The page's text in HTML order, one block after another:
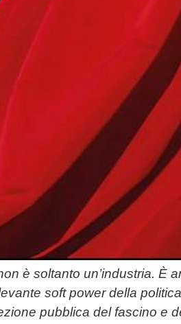
è soltanto un’industria. È
soft power della
pubblica del fascino e